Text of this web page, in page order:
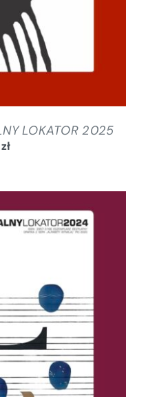
LOKATOR 2025
zł